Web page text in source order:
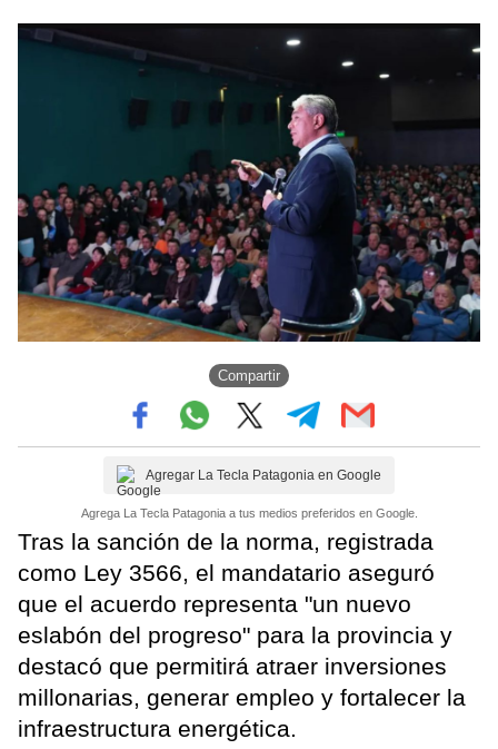
Compartir
Agregar La Tecla Patagonia en Google
Agrega La Tecla Patagonia a tus medios preferidos en Google.
Tras la sanción de la norma, registrada
como Ley 3566, el mandatario aseguró
que el acuerdo representa "un nuevo
eslabón del progreso" para la provincia y
destacó que permitirá atraer inversiones
millonarias, generar empleo y fortalecer la
infraestructura energética.